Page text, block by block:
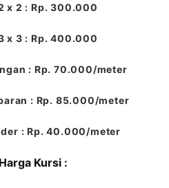
x 2 : Rp. 300.000
x 3 : Rp. 400.000
: Rp. 70.000/meter
: Rp. 85.000/meter
: Rp. 40.000/meter
Kursi :